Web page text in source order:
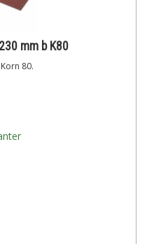
mm b K80
80.